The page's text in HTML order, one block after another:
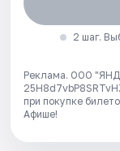
2 шаг.
Реклама. ООО
при покупке
Афише!